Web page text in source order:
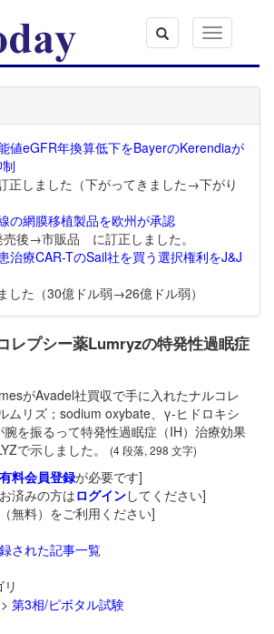
Toggle
navigation
値eGFR年換算低下をBayerのKerendiaが
正しました（下がってきました→下がり
の網膜移植製品を欧州が承認
後→市販品 に訂正しました。
治療CAR-TのSail社を買う選択権利をJ&J
した（30億ドル弱→26億ドル弱）
レプシー薬Lumryzの特発性過眠症
がAvadel社買収で手に入れたナルコレ
ムリズ；sodium oxybate、γ-ヒドロキシ
を振るって特発性過眠症（IH）治療効果
で示しました。
(4 段落, 298 文字)
有料会員登録が必要です]
済みの方はログインしてください]
（無料）をご利用ください]
された記事一覧
> 第3相/ピボタル試験